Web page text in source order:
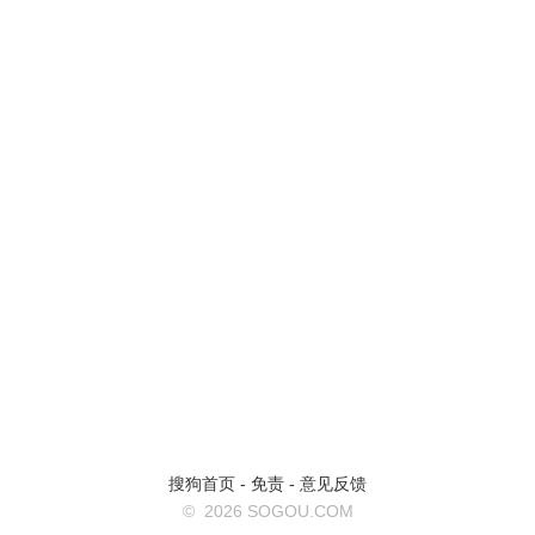
搜狗首页 - 免责 - 意见反馈
© 2026 SOGOU.COM